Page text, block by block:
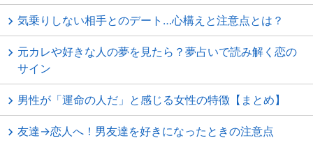
気乗りしない相手とのデート…心構えと注意点とは？
元カレや好きな人の夢を見たら？夢占いで読み解く恋の
サイン
男性が「運命の人だ」と感じる女性の特徴【まとめ】
友達→恋人へ！男友達を好きになったときの注意点